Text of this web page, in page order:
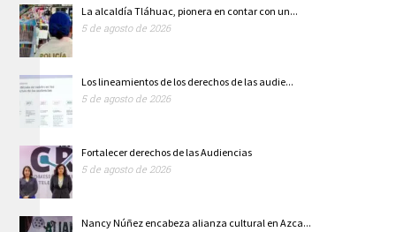
La alcaldía Tláhuac, pionera en contar con un...
5 de agosto de 2026
Los lineamientos de los derechos de las audie...
5 de agosto de 2026
Fortalecer derechos de las Audiencias
5 de agosto de 2026
Nancy Núñez encabeza alianza cultural en Azca...